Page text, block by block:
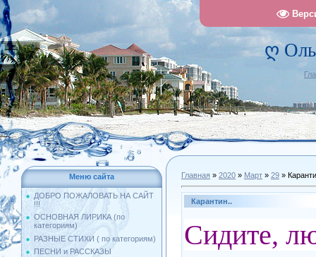
ღ
Меню сайта
ДОБРО ПОЖАЛОВАТЬ НА САЙТ
!!!
ОСНОВНАЯ ЛИРИКА (по
категориям)
РАЗНЫЕ СТИХИ ( по категориям)
ПЕСНИ и РАССКАЗЫ
Главная » 2020 » Март » 29 »
Карантин..
Сидите,